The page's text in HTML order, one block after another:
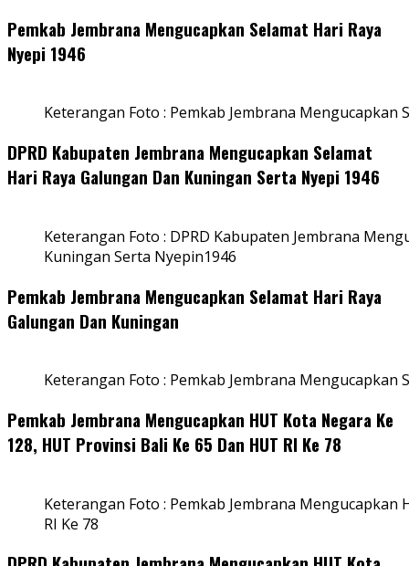
Pemkab Jembrana Mengucapkan Selamat Hari Raya
Nyepi 1946
Keterangan Foto : Pemkab Jembrana Mengucapkan
DPRD Kabupaten Jembrana Mengucapkan Selamat
Hari Raya Galungan Dan Kuningan Serta Nyepi 1946
Keterangan Foto : DPRD Kabupaten Jembrana
Kuningan Serta Nyepin1946
Pemkab Jembrana Mengucapkan Selamat Hari Raya
Galungan Dan Kuningan
Keterangan Foto : Pemkab Jembrana Mengucapkan
Pemkab Jembrana Mengucapkan HUT Kota Negara Ke
128, HUT Provinsi Bali Ke 65 Dan HUT RI Ke 78
Keterangan Foto : Pemkab Jembrana Mengucapkan
RI Ke 78